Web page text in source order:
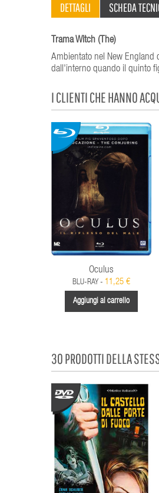
DETTAGLI SCHEDA
Trama Witch (The)
Ambientato nel New England
dall'interno quando il quinto
I CLIENTI CHE HANNO
Oculus
BLU-RAY - 11,25 €
Aggiungi al carrello
30 PRODOTTI DELLA